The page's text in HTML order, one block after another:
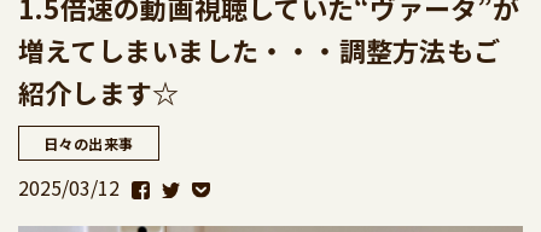
増えてしまいました・・・調整方法もご
紹介します☆
日々の出来事
2025/03/12